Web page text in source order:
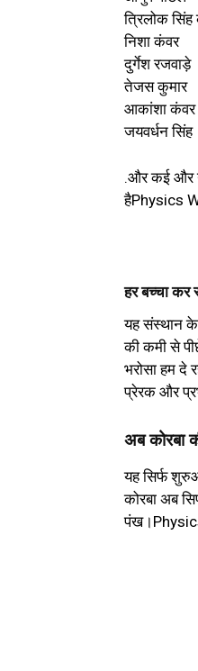
त्रिलोक
निशा कंवर
दुर्गेश रजवाड़े
तेजस कुमार
आकांशा कंवर
जयवर्धन सिंह
.और कई और
हैPhysics
हर बच्चा कर
यह संस्थान
की कमी से
भरोसा हम दे
प्रेरक और
अब कोरबा
यह सिर्फ
कोरबा अब